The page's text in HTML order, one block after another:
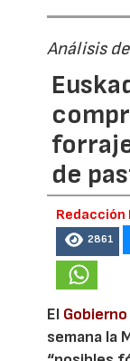
Análisis
de
2861
El
semana la